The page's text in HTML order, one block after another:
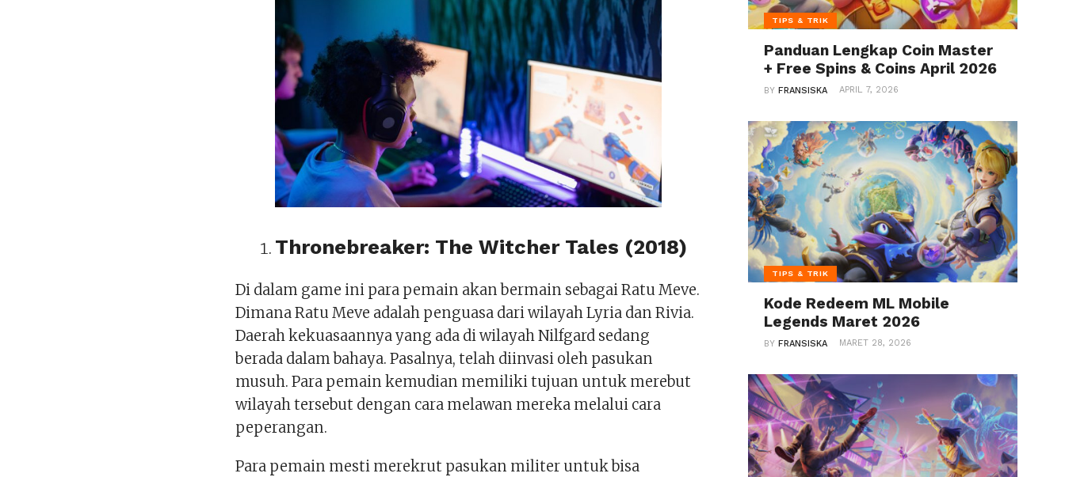
Thronebreaker: The Witcher Tales (2018)
Di dalam game ini para pemain akan bermain sebagai Ratu Meve.
Dimana Ratu Meve adalah penguasa dari wilayah Lyria dan Rivia.
Daerah kekuasaannya yang ada di wilayah Nilfgard sedang
berada dalam bahaya. Pasalnya, telah diinvasi oleh pasukan
musuh. Para pemain kemudian memiliki tujuan untuk merebut
wilayah tersebut dengan cara melawan mereka melalui cara
peperangan.
Para pemain mesti merekrut pasukan militer untuk bisa
TIPS & TRIK
Panduan Lengkap Coin Master
+ Free Spins & Coins April 2026
BYFRANSISKA APRIL 7, 2026
TIPS & TRIK
Kode Redeem ML Mobile
Legends Maret 2026
BYFRANSISKA MARET 28, 2026